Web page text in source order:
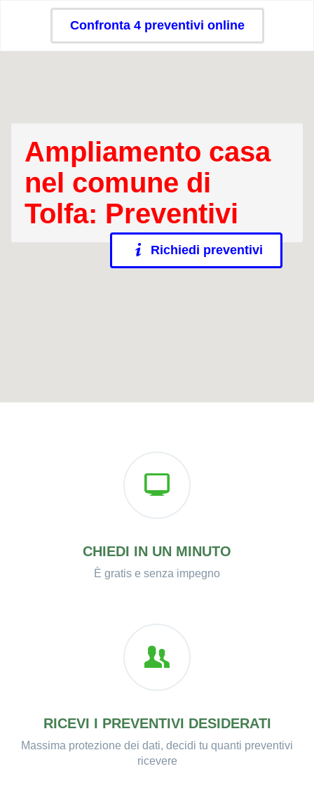
Confronta 4 preventivi online
Ampliamento casa
nel comune di
Tolfa: Preventivi
Richiedi preventivi
CHIEDI IN UN MINUTO
È gratis e senza impegno
RICEVI I PREVENTIVI DESIDERATI
Massima protezione dei dati, decidi tu quanti preventivi
ricevere